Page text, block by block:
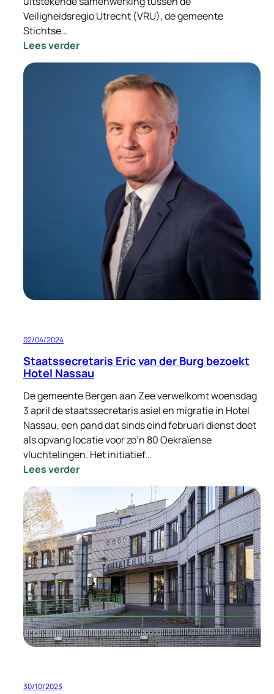
Veiligheidsregio Utrecht (VRU), de gemeente
Stichtse…
Lees verder:
Woonlocatie:
Planetenbaan,
Maarssen
02/04/2024
Staatssecretaris Eric van der Burg bezoekt
Hotel Nassau
De gemeente Bergen aan Zee verwelkomt woensdag
3 april de staatssecretaris asiel en migratie in Hotel
Nassau, een pand dat sinds eind februari dienst doet
als opvang locatie voor zo’n 80 Oekraïense
vluchtelingen. Het initiatief…
Lees verder:
Staatssecretaris
der
Burg
bezoekt
Hotel
Nassau
30/10/2023